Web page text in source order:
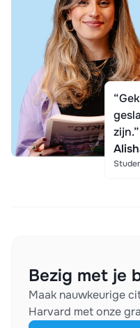
zijn.”
Bezig met je
Maak nauwkeurige
Harvard met onze